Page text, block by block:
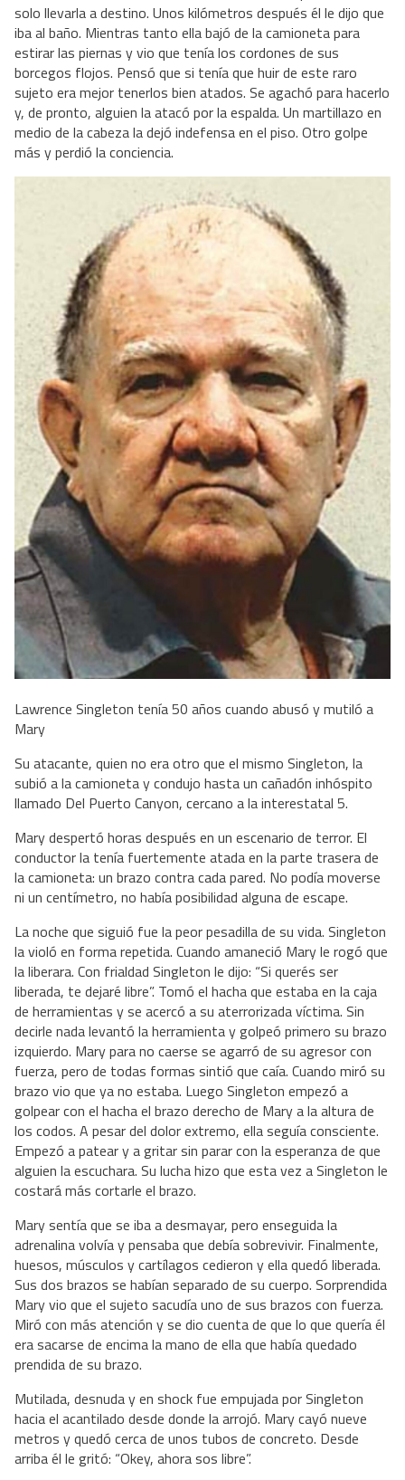
solo llevarla a destino. Unos kilómetros después él le dijo que
iba al baño. Mientras tanto ella bajó de la camioneta para
estirar las piernas y vio que tenía los cordones de sus
borcegos flojos. Pensó que si tenía que huir de este raro
sujeto era mejor tenerlos bien atados. Se agachó para hacerlo
y, de pronto, alguien la atacó por la espalda. Un martillazo en
medio de la cabeza la dejó indefensa en el piso. Otro golpe
más y perdió la conciencia.
Lawrence Singleton tenía 50 años cuando abusó y mutiló a
Mary
Su atacante, quien no era otro que el mismo Singleton, la
subió a la camioneta y condujo hasta un cañadón inhóspito
llamado Del Puerto Canyon, cercano a la interestatal 5.
Mary despertó horas después en un escenario de terror. El
conductor la tenía fuertemente atada en la parte trasera de
la camioneta: un brazo contra cada pared. No podía moverse
ni un centímetro, no había posibilidad alguna de escape.
La noche que siguió fue la peor pesadilla de su vida. Singleton
la violó en forma repetida. Cuando amaneció Mary le rogó que
la liberara. Con frialdad Singleton le dijo: “Si querés ser
liberada, te dejaré libre”. Tomó el hacha que estaba en la caja
de herramientas y se acercó a su aterrorizada víctima. Sin
decirle nada levantó la herramienta y golpeó primero su brazo
izquierdo. Mary para no caerse se agarró de su agresor con
fuerza, pero de todas formas sintió que caía. Cuando miró su
brazo vio que ya no estaba. Luego Singleton empezó a
golpear con el hacha el brazo derecho de Mary a la altura de
los codos. A pesar del dolor extremo, ella seguía consciente.
Empezó a patear y a gritar sin parar con la esperanza de que
alguien la escuchara. Su lucha hizo que esta vez a Singleton le
costará más cortarle el brazo.
Mary sentía que se iba a desmayar, pero enseguida la
adrenalina volvía y pensaba que debía sobrevivir. Finalmente,
huesos, músculos y cartílagos cedieron y ella quedó liberada.
Sus dos brazos se habían separado de su cuerpo. Sorprendida
Mary vio que el sujeto sacudía uno de sus brazos con fuerza.
Miró con más atención y se dio cuenta de que lo que quería él
era sacarse de encima la mano de ella que había quedado
prendida de su brazo.
Mutilada, desnuda y en shock fue empujada por Singleton
hacia el acantilado desde donde la arrojó. Mary cayó nueve
metros y quedó cerca de unos tubos de concreto. Desde
arriba él le gritó: “Okey, ahora sos libre”.